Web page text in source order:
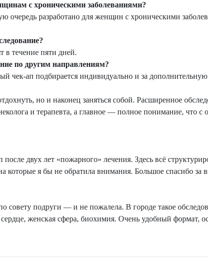
с хроническими заболеваниями?
очередь разработано для женщин с хроническими
в течение пяти дней.
по другим направлениям?
чек‑ап подбирается индивидуально и за дополнительную
но и наконец заняться собой. Расширенное
и терапевта, а главное — полное понимание, что с
двух лет «пожарного» лечения. Здесь всё
которые я бы не обратила внимания. Большое спасибо за
совету подруги — и не пожалела. В городе такое
женская сфера, биохимия. Очень удобный формат,